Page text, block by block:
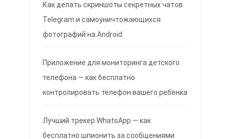
Как делать скриншоты секретных чатов
Telegram и самоуничтожающихся
фотографий на Android
Приложение для мониторинга детского
телефона — как бесплатно
контролировать телефон вашего ребенка
Лучший трекер WhatsApp — как
бесплатно шпионить за сообщениями